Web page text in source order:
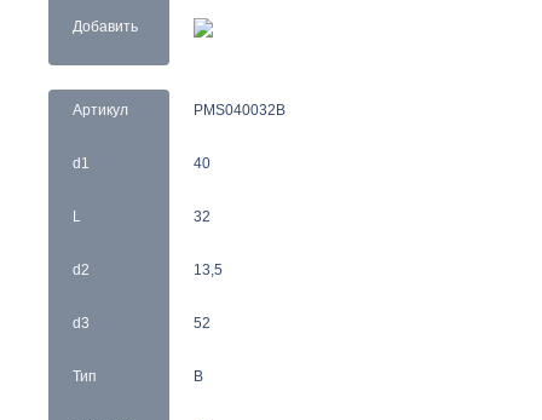
Добавить
Артикул
d1
L
d2
d3
Тип
PMS040032B
40
32
13,5
52
B